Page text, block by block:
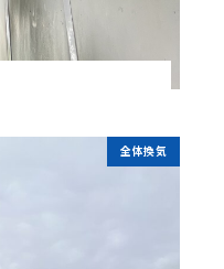
全体換気